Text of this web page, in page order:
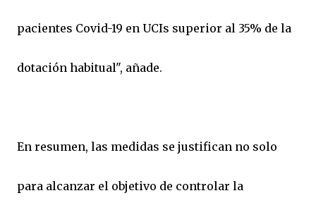
pacientes Covid-19 en UCIs superior al 35% de la
dotación habitual", añade.
En resumen, las medidas se justifican no solo
para alcanzar el objetivo de controlar la